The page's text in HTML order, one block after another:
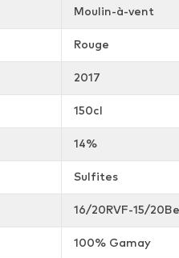
Moulin-à-vent
Rouge
2017
150cl
14%
Sulfites
16/20RVF-15/
100% Gamay